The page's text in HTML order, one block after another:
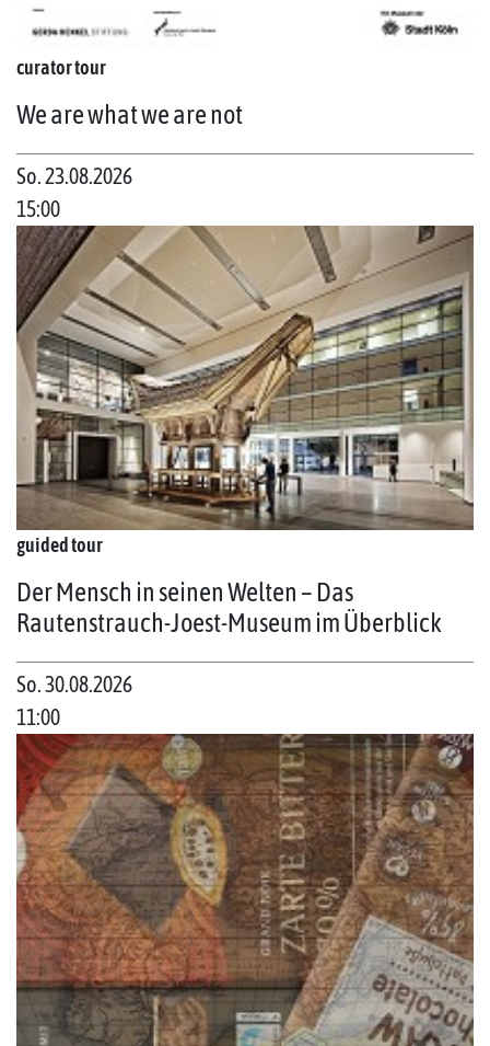
curator tour
We are what we are not
So. 23.08.2026
15:00
guided tour
Der Mensch in seinen Welten – Das
Rautenstrauch-Joest-Museum im Überblick
So. 30.08.2026
11:00